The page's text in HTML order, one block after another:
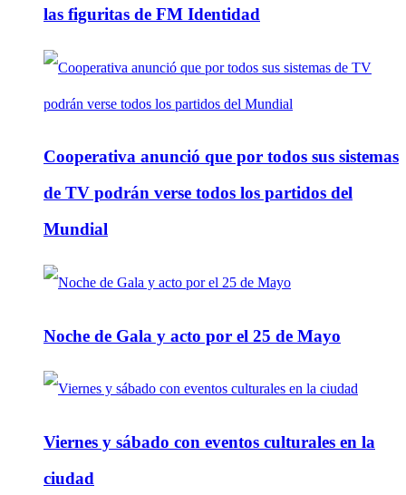
las figuritas de FM Identidad
Cooperativa anunció que por todos sus sistemas
de TV podrán verse todos los partidos del
Mundial
Noche de Gala y acto por el 25 de Mayo
Viernes y sábado con eventos culturales en la
ciudad